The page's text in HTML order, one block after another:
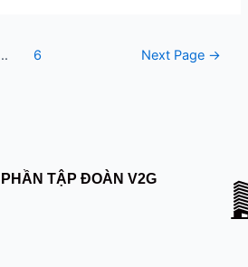
6 Next Page →
TẬP ĐOÀN V2G